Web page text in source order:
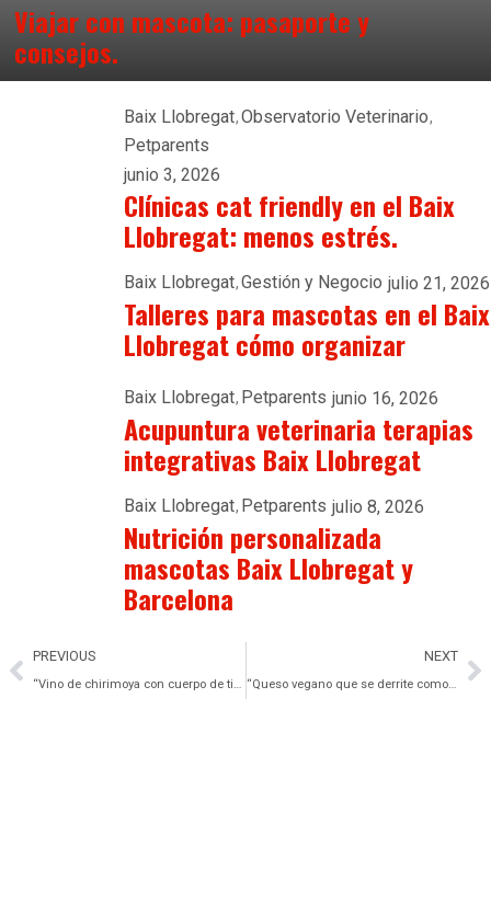
Viajar con mascota: pasaporte y
consejos.
Baix Llobregat Observatorio Veterinario
Petparents
junio 3, 2026
Clínicas cat friendly en el Baix
Llobregat: menos estrés.
Baix Llobregat Gestión y Negocio julio 21, 2026
Talleres para mascotas en el Baix
Llobregat cómo organizar
Baix Llobregat Petparents junio 16, 2026
Acupuntura veterinaria terapias
integrativas Baix Llobregat
Baix Llobregat Petparents julio 8, 2026
Nutrición personalizada
mascotas Baix Llobregat y
Barcelona
PREVIOUS
“Vino de chirimoya con cuerpo de tinto: frutas no tradicionales fermen
NEXT
“Queso vegano que se derrite como el cheddar: gracias a microbiomas